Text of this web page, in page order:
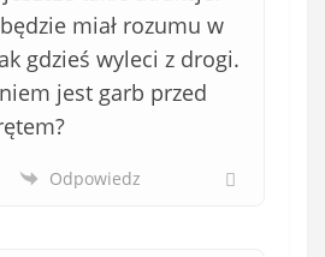
miał rozumu w
gdzieś wyleci z drogi.
jest garb przed
Odpowiedz